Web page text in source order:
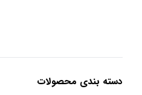
دسته بندی محصولات